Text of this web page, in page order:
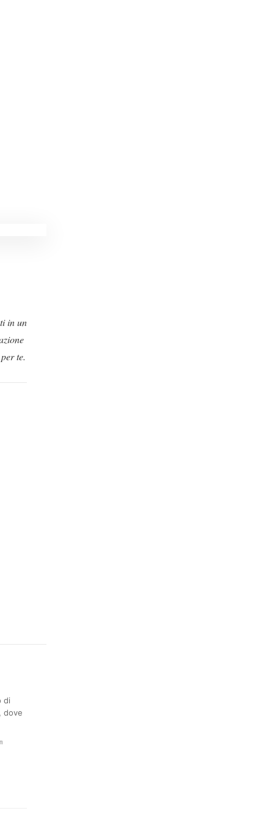
in un
te.
di
dove